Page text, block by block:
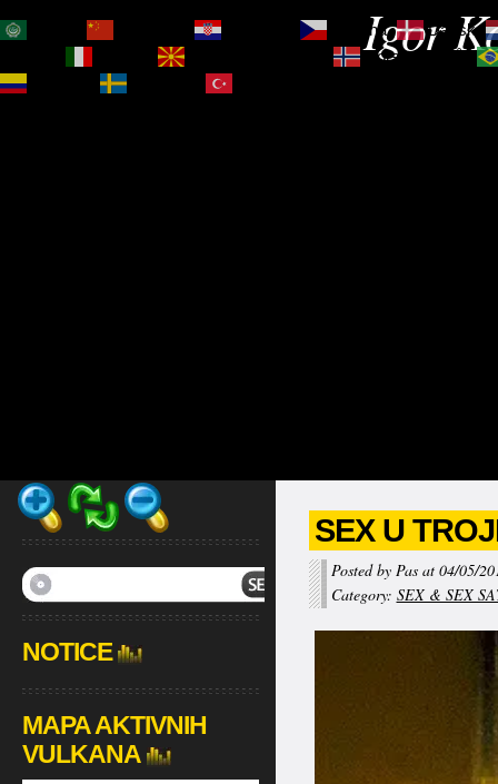
Igor
SEX U
Posted by Pas at 04/05/
Category: SEX & SEX
NOTICE
MAPA AKTIVNIH
VULKANA
Čeština‎
Dansk
Norsk bokmål